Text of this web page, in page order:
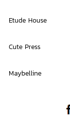
Etude House
Cute Press
Maybelline